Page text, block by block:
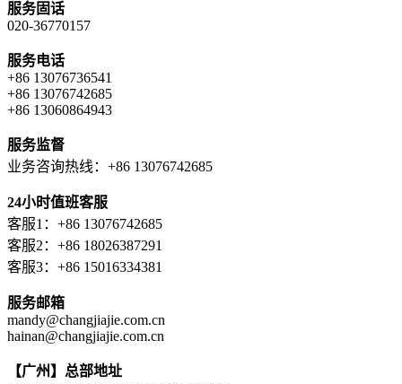
服务固话
020-36770157
服务电话
+86 13076736541
+86 13076742685
+86 13060864943
服务监督
业务咨询热线：+86 13076742685
24小时值班客服
客服1：+86 13076742685
客服2：+86 18026387291
客服3：+86 15016334381
服务邮箱
mandy@changjiajie.com.cn
hainan@changjiajie.com.cn
【广州】总部地址